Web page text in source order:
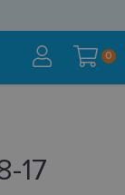
0
17